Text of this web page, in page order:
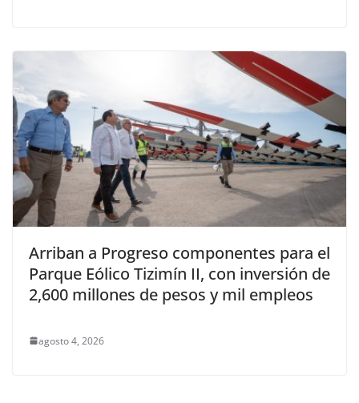
Arriban a Progreso componentes para el
Parque Eólico Tizimín II, con inversión de
2,600 millones de pesos y mil empleos
agosto 4, 2026